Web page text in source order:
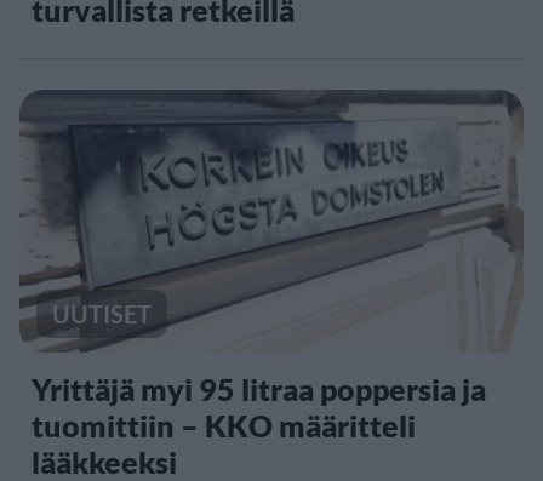
turvallista retkeillä
UUTISET
Yrittäjä myi 95 litraa poppersia ja
tuomittiin – KKO määritteli
lääkkeeksi